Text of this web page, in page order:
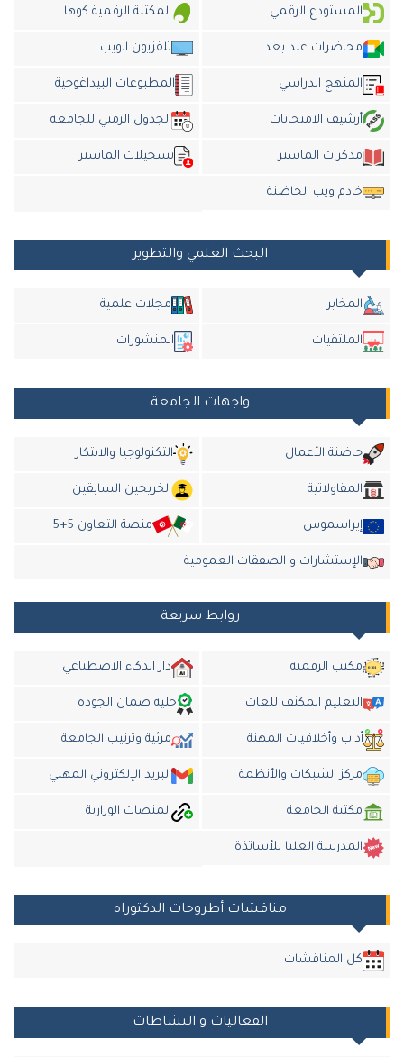
المستودع الرقمي المكتبة الرقمية كوها
محاضرات عند بعد تلفزيون الويب
المنهج الدراسي المطبوعات البيداغوجية
أرشيف الامتحانات الجدول الزمني للجامعة
مذكرات الماستر تسجيلات الماستر
خادم ويب الحاضنة
البحث العلمي والتطوير
المخابر مجلات علمية
الملتقيات المنشورات
واجهات الجامعة
حاضنة الأعمال التكنولوجيا والابتكار
المقاولاتية الخريجين السابقين
إيراسموس منصة التعاون 5+5
الإستشارات و الصفقات العمومية
روابط سريعة
مكتب الرقمنة دار الذكاء الاضطناعي
التعليم المكثف للغات خلية ضمان الجودة
أداب وأخلاقيات المهنة مرئية وترتيب الجامعة
مركز الشبكات والأنظمة البريد الإلكتروني المهني
مكتبة الجامعة المنصات الوزارية
المدرسة العليا للأساتذة
مناقشات أطروحات الدكتوراه
كل المناقشات
الفعاليات و النشاطات